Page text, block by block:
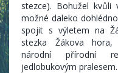
stezce). Bohužel
možné daleko
spojit s výletem na
stezka Žákova
národní přírodní
jedlobukovým pralesem.